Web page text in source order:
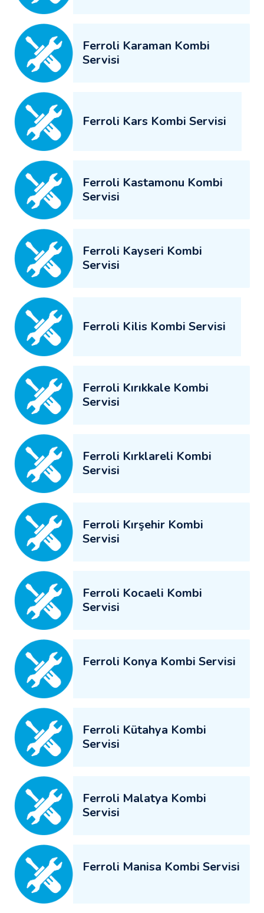
Ferroli Karaman Kombi
Servisi
Ferroli Kars Kombi Servisi
Ferroli Kastamonu Kombi
Servisi
Ferroli Kayseri Kombi
Servisi
Ferroli Kilis Kombi Servisi
Ferroli Kırıkkale Kombi
Servisi
Ferroli Kırklareli Kombi
Servisi
Ferroli Kırşehir Kombi
Servisi
Ferroli Kocaeli Kombi
Servisi
Ferroli Konya Kombi Servisi
Ferroli Kütahya Kombi
Servisi
Ferroli Malatya Kombi
Servisi
Ferroli Manisa Kombi Servisi